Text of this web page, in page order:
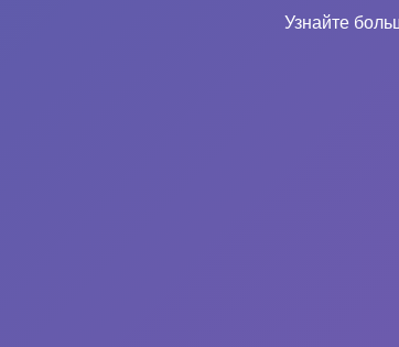
Узнайте